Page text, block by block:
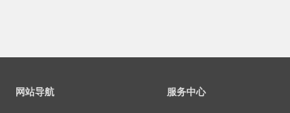
网站导航 服务中心